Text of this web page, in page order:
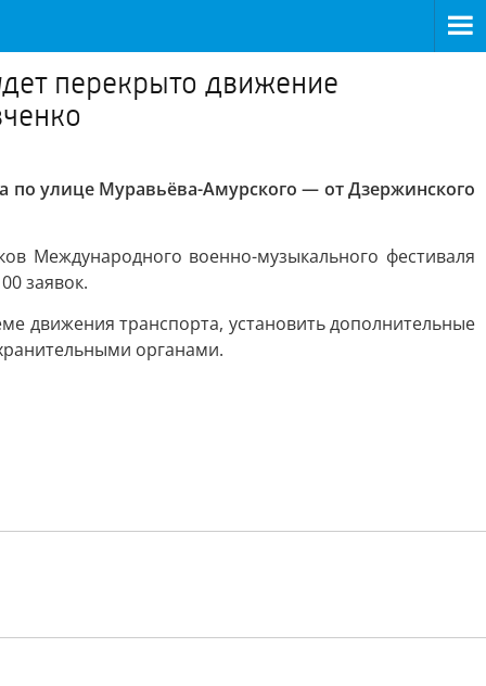
перекрыто движение
по улице Муравьёва-Амурского — от Дзержинского
Международного военно-музыкального фестиваля
заявок.
движения транспорта, установить дополнительные
органами.